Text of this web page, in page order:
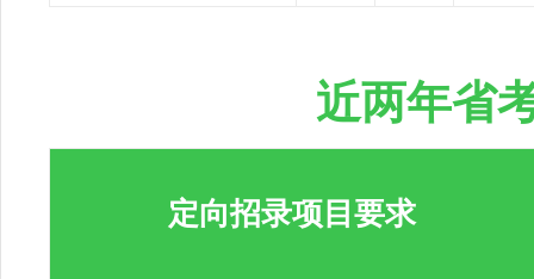
近两年省
定向招录项目要求